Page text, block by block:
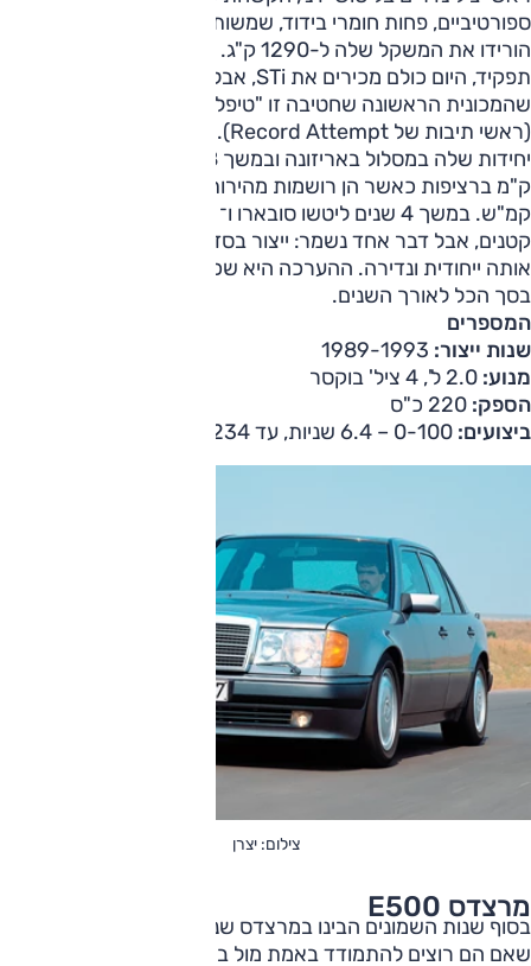
ספורטיביים, פחות חומרי בידוד, שמשות דקות יותר - וכל אלה
הורידו את המשקל שלה ל-1290 ק"ג. והיה למכונית הזו עוד
תפקיד, היום כולם מכירים את STi, אבל לא הרבה יודעים
קטנים, אבל דבר אחד נשמר: ייצור בסדרות קטנות כדי לשמור
בסך הכל לאורך השנים.
המספרים
שנות ייצור: 1989-1993
מנוע: 2.0 ל', 4 ציל' בוקסר
הספק: 220 כ"ס
ביצועים:
צילום: יצרן
מרצדס E500
בסוף שנות השמונים הבינו במרצדס שני דברים: הראשון היה